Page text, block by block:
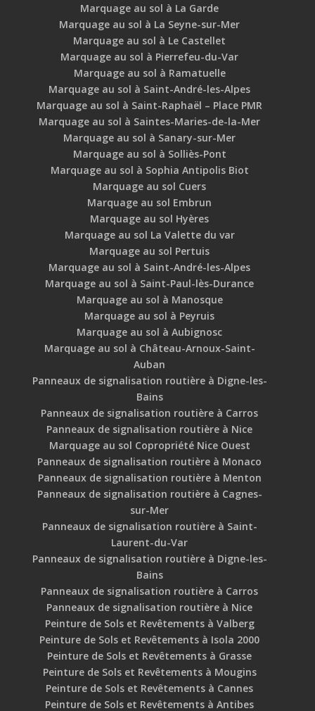
Marquage au sol à La Garde
Marquage au sol à La Seyne-sur-Mer
Marquage au sol à Le Castellet
Marquage au sol à Pierrefeu-du-Var
Marquage au sol à Ramatuelle
Marquage au sol à Saint-André-les-Alpes
Marquage au sol à Saint-Raphaël – Place PMR
Marquage au sol à Saintes-Maries-de-la-Mer
Marquage au sol à Sanary-sur-Mer
Marquage au sol à Solliès-Pont
Marquage au sol à Sophia Antipolis Biot
Marquage au sol Cuers
Marquage au sol Embrun
Marquage au sol Hyères
Marquage au sol La Valette du var
Marquage au sol Pertuis
Marquage au sol à Saint-André-les-Alpes
Marquage au sol à Saint-Paul-lès-Durance
Marquage au sol à Manosque
Marquage au sol à Peyruis
Marquage au sol à Aubignosc
Marquage au sol à Château-Arnoux-Saint-
Auban
Panneaux de signalisation routière à Digne-les-
Bains
Panneaux de signalisation routière à Carros
Panneaux de signalisation routière à Nice
Marquage au sol Copropriété Nice Ouest
Panneaux de signalisation routière à Monaco
Panneaux de signalisation routière à Menton
Panneaux de signalisation routière à Cagnes-
sur-Mer
Panneaux de signalisation routière à Saint-
Laurent-du-Var
Panneaux de signalisation routière à Digne-les-
Bains
Panneaux de signalisation routière à Carros
Panneaux de signalisation routière à Nice
Peinture de Sols et Revêtements à Valberg
Peinture de Sols et Revêtements à Isola 2000
Peinture de Sols et Revêtements à Grasse
Peinture de Sols et Revêtements à Mougins
Peinture de Sols et Revêtements à Cannes
Peinture de Sols et Revêtements à Antibes